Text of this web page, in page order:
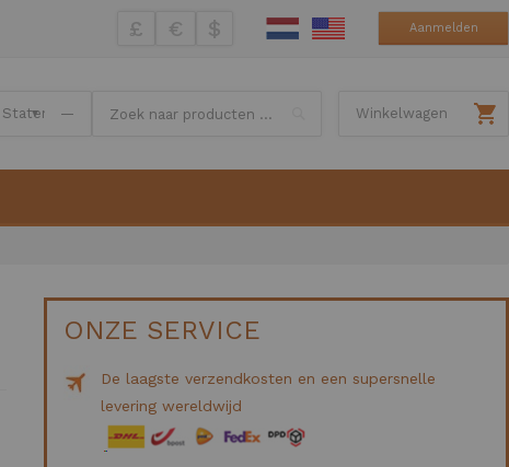
£ € $ Aanmelden
— Winkelwagen
ONZE SERVICE
De laagste verzendkosten en een supersnelle
levering wereldwijd